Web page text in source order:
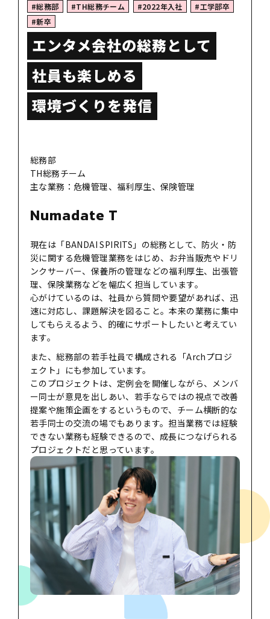
#総務部 #TH総務チーム #2022年入社
#工学部卒
#新卒
エンタメ会社の総務として
社員も楽しめる
環境づくりを発信
総務部
TH総務チーム
主な業務：危機管理、福利厚生、保険管理
Numadate T
現在は「BANDAI SPIRITS」の総務として、防火・防
災に関する危機管理業務をはじめ、お弁当販売やドリ
ンクサーバー、保養所の管理などの福利厚生、出張管
理、保険業務などを幅広く担当しています。
心がけているのは、社員から質問や要望があれば、迅
速に対応し、課題解決を図ること。本来の業務に集中
してもらえるよう、的確にサポートしたいと考えてい
ます。
また、総務部の若手社員で構成される「Archプロジ
ェクト」にも参加しています。
このプロジェクトは、定例会を開催しながら、メンバ
ー同士が意見を出しあい、若手ならではの視点で改善
提案や施策企画をするというもので、チーム横断的な
若手同士の交流の場でもあります。担当業務では経験
できない業務も経験できるので、成長につなげられる
プロジェクトだと思っています。